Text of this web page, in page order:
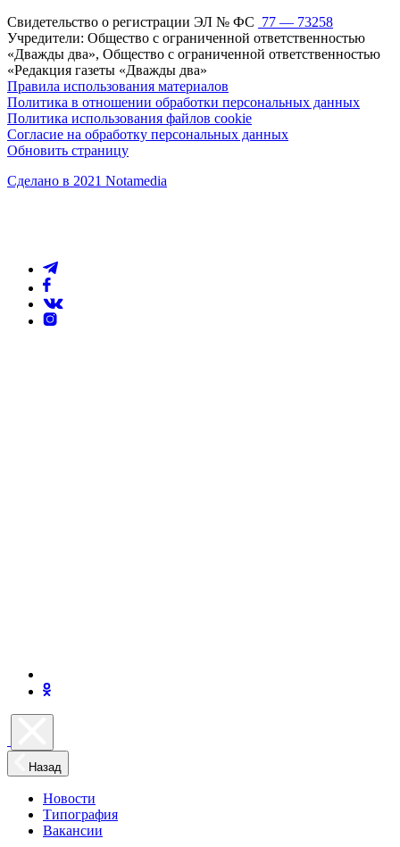
Свидетельство о регистрации ЭЛ № ФС 77 — 73258
Учредители: Общество с ограниченной ответственностью
«Дважды два», Общество с ограниченной ответственностью
«Редакция газеты «Дважды два»
Правила использования материалов
Политика в отношении обработки персональных данных
Политика использования файлов cookie
Согласие на обработку персональных данных
Обновить страницу
Сделано в 2021 Notamedia
Назад
Новости
Типография
Вакансии